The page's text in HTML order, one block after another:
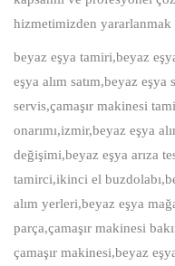
hizmetimizden
beyaz eşya tamiri,beyaz
eşya alım satım,beyaz
servis,çamaşır makinesi
onarımı,izmir,beyaz eşya
değişimi,beyaz eşya arıza
tamirci,ikinci el
alım yerleri,beyaz eşya
parça,çamaşır makinesi
çamaşır makinesi,beyaz